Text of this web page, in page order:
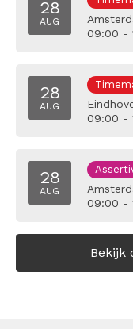
28
AUG
09:00 -
28
AUG
09:00 -
28
AUG
09:00 -
Bekijk